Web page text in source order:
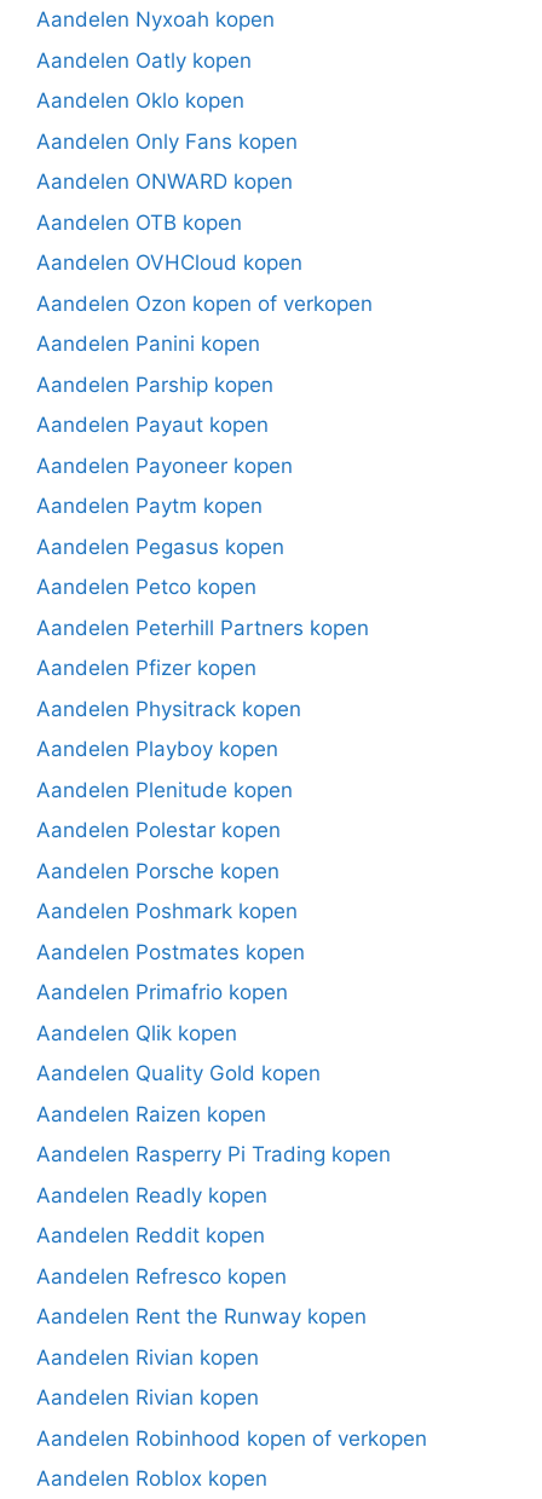
Aandelen Nyxoah kopen
Aandelen Oatly kopen
Aandelen Oklo kopen
Aandelen Only Fans kopen
Aandelen ONWARD kopen
Aandelen OTB kopen
Aandelen OVHCloud kopen
Aandelen Ozon kopen of verkopen
Aandelen Panini kopen
Aandelen Parship kopen
Aandelen Payaut kopen
Aandelen Payoneer kopen
Aandelen Paytm kopen
Aandelen Pegasus kopen
Aandelen Petco kopen
Aandelen Peterhill Partners kopen
Aandelen Pfizer kopen
Aandelen Physitrack kopen
Aandelen Playboy kopen
Aandelen Plenitude kopen
Aandelen Polestar kopen
Aandelen Porsche kopen
Aandelen Poshmark kopen
Aandelen Postmates kopen
Aandelen Primafrio kopen
Aandelen Qlik kopen
Aandelen Quality Gold kopen
Aandelen Raizen kopen
Aandelen Rasperry Pi Trading kopen
Aandelen Readly kopen
Aandelen Reddit kopen
Aandelen Refresco kopen
Aandelen Rent the Runway kopen
Aandelen Rivian kopen
Aandelen Rivian kopen
Aandelen Robinhood kopen of verkopen
Aandelen Roblox kopen